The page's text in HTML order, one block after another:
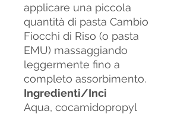
applicare una piccola
quantità di pasta Cambio
Fiocchi di Riso (o pasta
EMU) massaggiando
leggermente fino a
completo assorbimento.
Ingredienti/Inci
Aqua, cocamidopropyl